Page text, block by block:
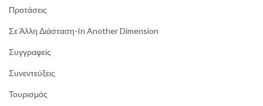
Προτάσεις
Σε Άλλη Διάσταση-In Another Dimension
Συγγραφείς
Συνεντεύξεις
Τουρισμός